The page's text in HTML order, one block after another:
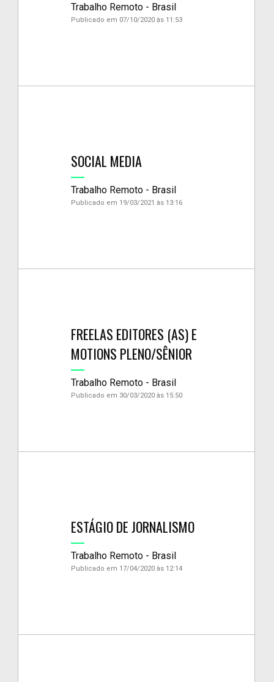
Trabalho Remoto - Brasil
Publicado em 07/10/2020 às 11:53
SOCIAL MEDIA
Trabalho Remoto - Brasil
Publicado em 19/03/2021 às 13:16
FREELAS EDITORES (AS) E
MOTIONS PLENO/SÊNIOR
Trabalho Remoto - Brasil
Publicado em 30/03/2020 às 15:50
ESTÁGIO DE JORNALISMO
Trabalho Remoto - Brasil
Publicado em 17/04/2020 às 12:14